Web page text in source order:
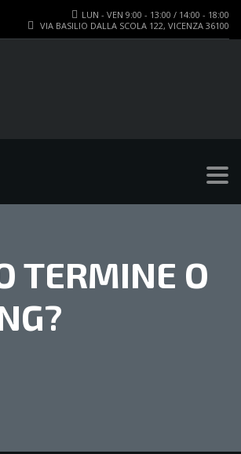
LUN - VEN 9:00 - 13:00 / 14:00 - 18:00
VIA BASILIO DALLA SCOLA 122, VICENZA 36100
TERMINE O